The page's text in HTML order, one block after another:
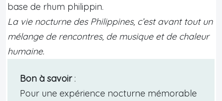
base de rhum philippin.
La vie nocturne des Philippines, c’est avant tout un
mélange de rencontres, de musique et de chaleur
humaine.
Bon à savoir:
Pour une expérience nocturne mémorable